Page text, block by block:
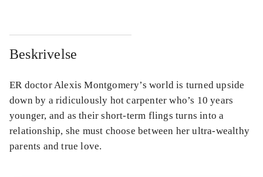
Beskrivelse
ER doctor Alexis Montgomery’s world is turned upside
down by a ridiculously hot carpenter who’s 10 years
younger, and as their short-term flings turns into a
relationship, she must choose between her ultra-wealthy
parents and true love.